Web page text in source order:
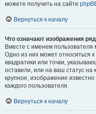
можете получить на сайте
Вернуться к началу
Что означают изображения
Вместе с именем пользователя
Одно из них может относиться
квадратики или точки,
оставили, или на ваш статус
крупное, изображение
каждого пользователя.
Вернуться к началу